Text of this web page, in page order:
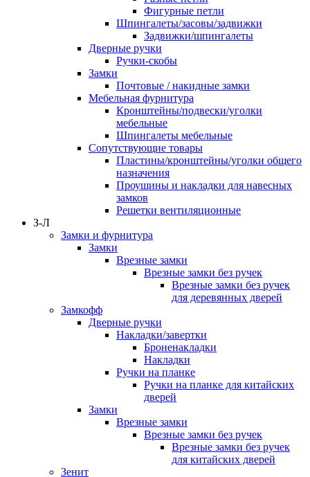
Фигурные петли
Шпингалеты/засовы/задвижки
Задвижки/шпингалеты
Дверные ручки
Ручки-скобы
Замки
Почтовые / накидные замки
Мебельная фурнитура
Кронштейны/подвески/уголки
мебельные
Шпингалеты мебельные
Сопутствующие товары
Пластины/кронштейны/уголки общего
назначения
Проушины и накладки для навесных
замков
Решетки вентиляционные
З-Л
Замки и фурнитура
Замки
Врезные замки
Врезные замки без ручек
Врезные замки без ручек
для деревянных дверей
Замкофф
Дверные ручки
Накладки/завертки
Броненакладки
Накладки
Ручки на планке
Ручки на планке для китайских
дверей
Замки
Врезные замки
Врезные замки без ручек
Врезные замки без ручек
для китайских дверей
Зенит